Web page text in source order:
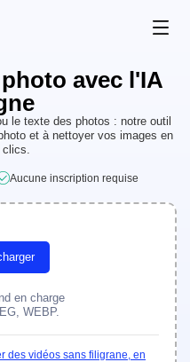
avec l'IA
le texte des photos : notre outil
et à nettoyer vos images en
clics.
Aucune inscription requise
en charge
WEBP.
des vidéos sans filigrane, en